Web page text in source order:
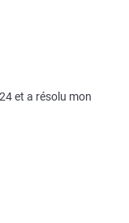
et a résolu mon